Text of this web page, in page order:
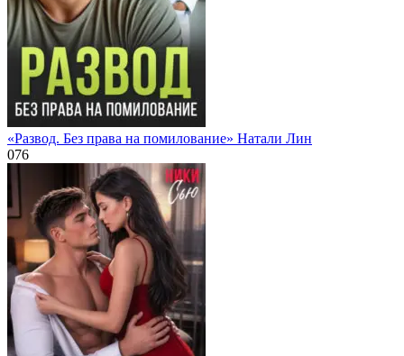
«Развод. Без права на помилование» Натали Лин
076